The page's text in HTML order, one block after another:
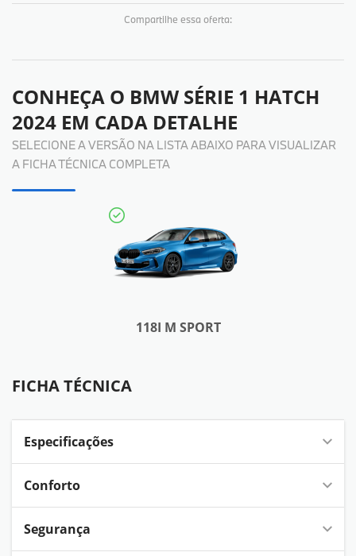
Compartilhe essa oferta:
CONHEÇA O BMW SÉRIE 1 HATCH
2024 EM CADA DETALHE
SELECIONE A VERSÃO NA LISTA ABAIXO PARA VISUALIZAR
A FICHA TÉCNICA COMPLETA
118I M SPORT
FICHA TÉCNICA
Especificações
Conforto
Segurança